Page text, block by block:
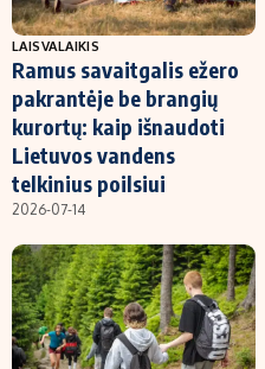
LAISVALAIKIS
Ramus savaitgalis ežero
pakrantėje be brangių
kurortų: kaip išnaudoti
Lietuvos vandens
telkinius poilsiui
2026-07-14